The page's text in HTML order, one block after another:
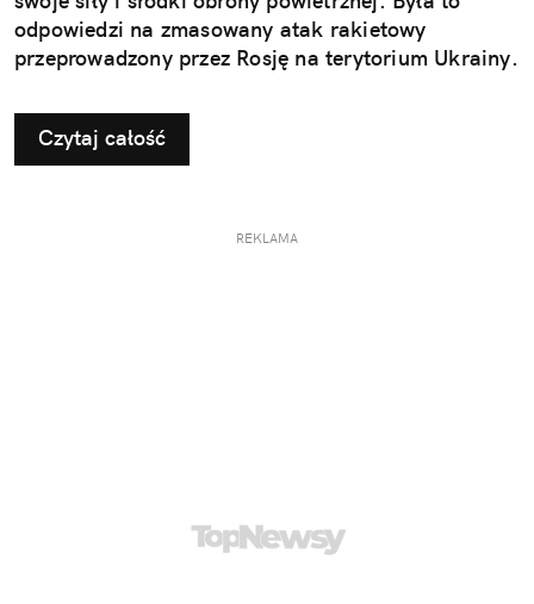
odpowiedzi na zmasowany atak rakietowy
przeprowadzony przez Rosję na terytorium Ukrainy.
Czytaj całość
REKLAMA